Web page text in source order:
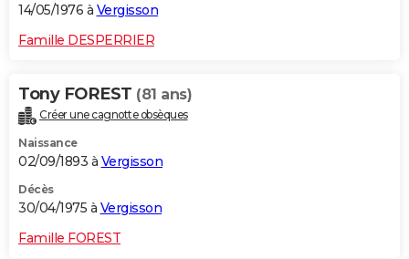
14/05/1976 à Vergisson
Famille DESPERRIER
Tony FOREST (81 ans)
Créer une cagnotte obsèques
Naissance
02/09/1893 à Vergisson
Décès
30/04/1975 à Vergisson
Famille FOREST